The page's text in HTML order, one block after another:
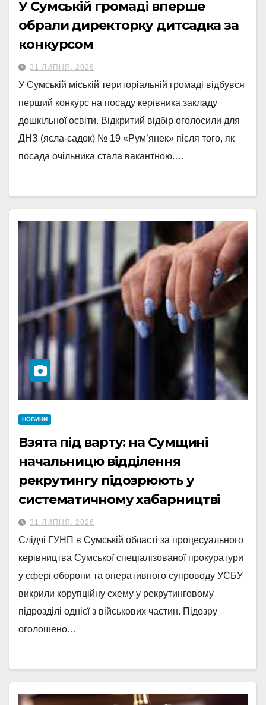
У Сумській громаді вперше
обрали директорку дитсадка за
конкурсом
31 ЛИПНЯ, 2026
У Сумській міській територіальній громаді відбувся
перший конкурс на посаду керівника закладу
дошкільної освіти. Відкритий відбір оголосили для
ДНЗ (ясла-садок) № 19 «Рум’янек» після того, як
посада очільника стала вакантною.…
НОВИНИ
Взята під варту: на Сумщині
начальницю відділення
рекрутингу підозрюють у
систематичному хабарництві
31 ЛИПНЯ, 2026
Слідчі ГУНП в Сумській області за процесуального
керівництва Сумської спеціалізованої прокуратури
у сфері оборони та оперативного супроводу УСБУ
викрили корупційну схему у рекрутинговому
підрозділі однієї з військових частин. Підозру
оголошено…